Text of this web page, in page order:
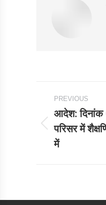
Post
PREVIOUS
Previous
post:
आदेश: दिनांक
परिसर में
में